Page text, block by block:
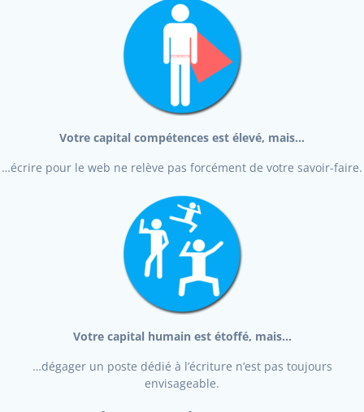
Votre capital compétences est élevé, mais…
…écrire pour le web ne relève pas forcément de votre savoir-faire.
Votre capital humain est étoffé, mais…
…dégager un poste dédié à l’écriture n’est pas toujours
envisageable.